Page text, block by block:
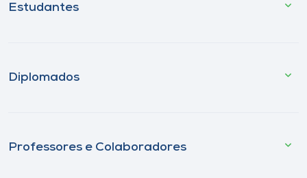
Estudantes
Diplomados
Professores e Colaboradores